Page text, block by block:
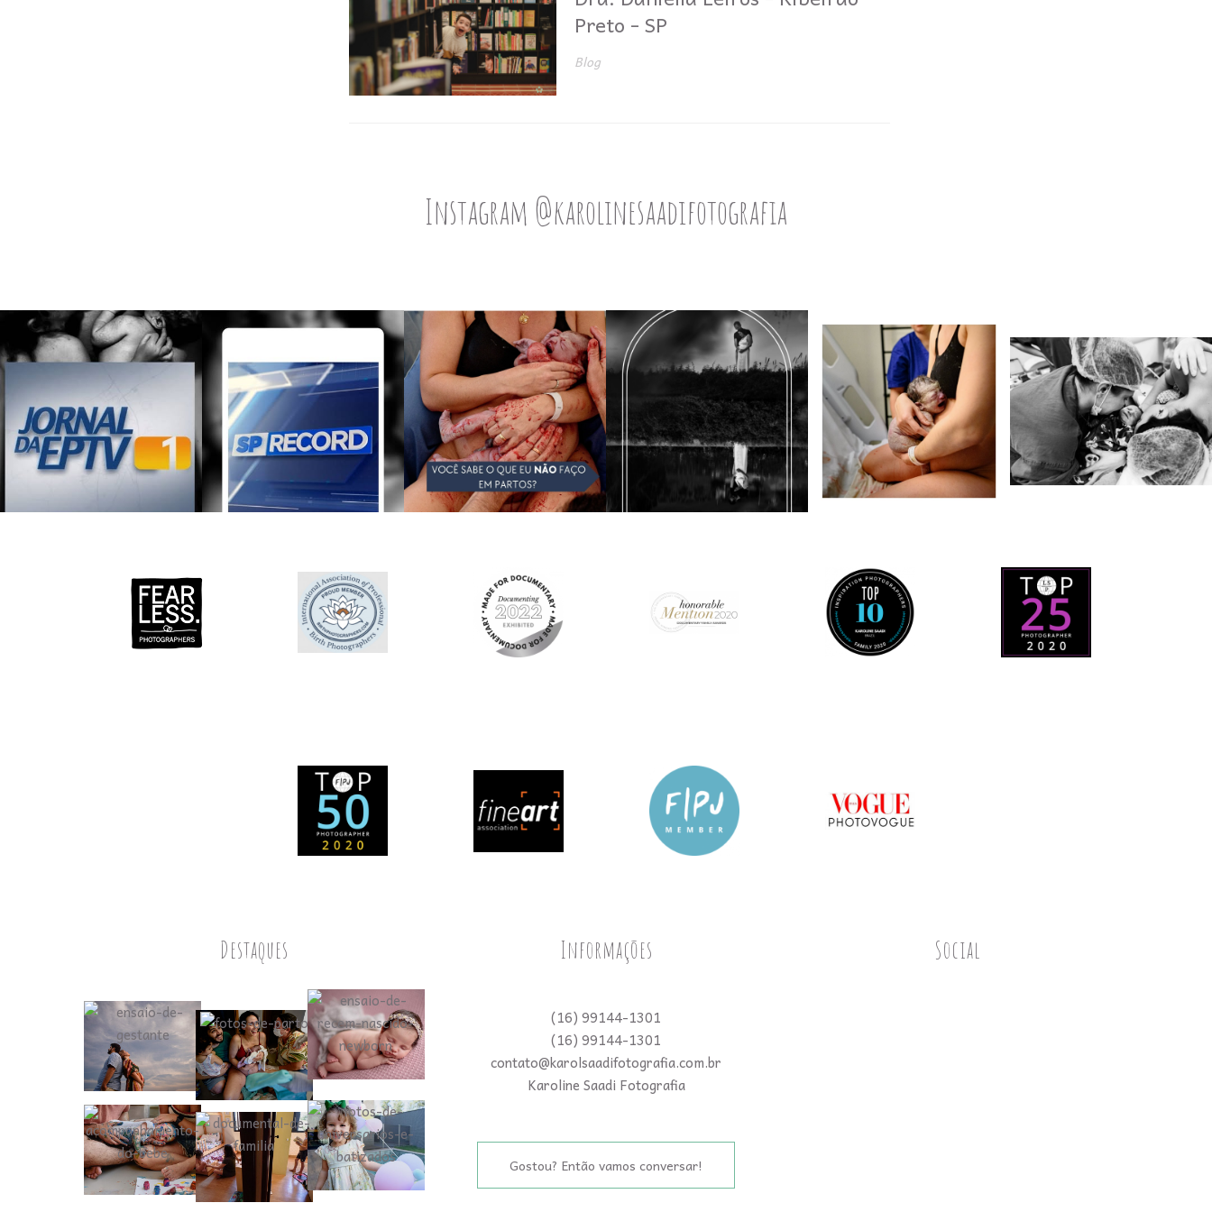
Preto - SP
Blog
Instagram @karolinesaadifotografia
Destaques Informações
(16) 99144-1301
(16) 99144-1301
contato@karolsaadifotografia.com.br
Karoline Saadi Fotografia
Gostou? Então vamos conversar!
Social